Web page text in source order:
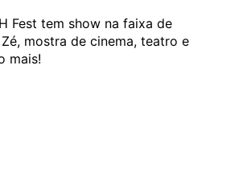
Fest tem show na faixa de
mostra de cinema, teatro e
mais!